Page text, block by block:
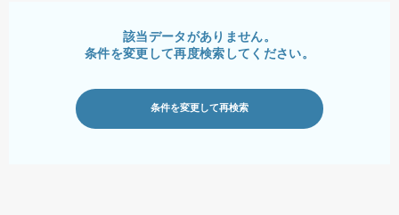
該当データがありません。
条件を変更して再度検索してください。
条件を変更して再検索